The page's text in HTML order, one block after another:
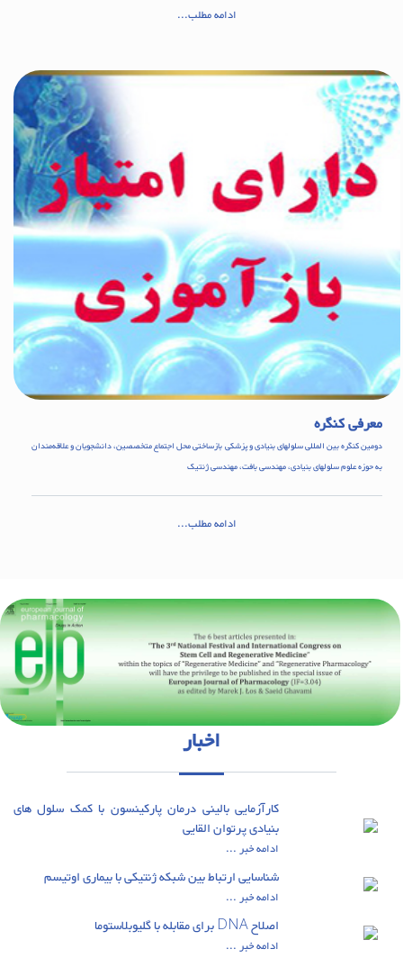
ادامه مطلب...
معرفی کنگره
دومین کنگره بین المللی سلولهای بنیادی و پزشکی بازساختی محل اجتماع متخصصین، دانشجویان و علاقه‌مندان
به حوزه علوم سلولهای بنیادی، مهندسی بافت، مهندسی ژنتیک
ادامه مطلب...
اخبار
کارآزمایی بالینی درمان پارکینسون با کمک سلول های
بنیادی پرتوان القایی
ادامه خبر ...
شناسایی ارتباط بین شبکه ژنتیکی با بیماری اوتیسم
ادامه خبر ...
اصلاح DNA برای مقابله با گلیوبلاستوما
ادامه خبر ...